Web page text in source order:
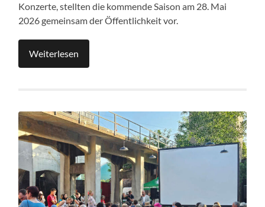
Konzerte, stellten die kommende Saison am 28. Mai
2026 gemeinsam der Öffentlichkeit vor.
Weiterlesen